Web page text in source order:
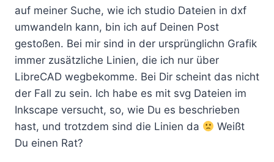
auf meiner Suche, wie ich studio Dateien in dxf
umwandeln kann, bin ich auf Deinen Post
gestoßen. Bei mir sind in der ursprünglichn Grafik
immer zusätzliche Linien, die ich nur über
LibreCAD wegbekomme. Bei Dir scheint das nicht
der Fall zu sein. Ich habe es mit svg Dateien im
Inkscape versucht, so, wie Du es beschrieben
hast, und trotzdem sind die Linien da
Weißt
Du einen Rat?